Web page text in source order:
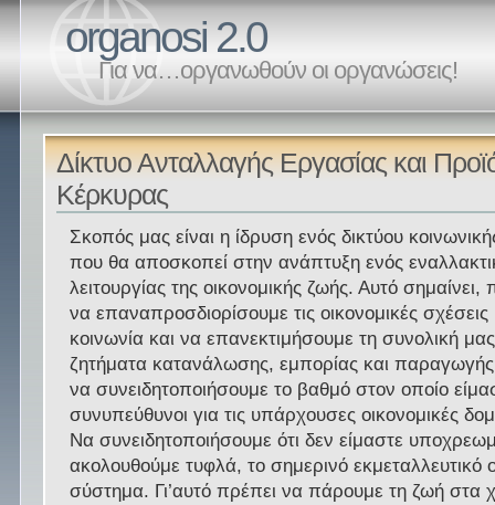
organosi 2.0
Για να…οργανωθούν οι οργανώσεις!
Δίκτυο Ανταλλαγής Εργασίας και
Κέρκυρας
Σκοπός μας είναι η ίδρυση ενός δικτύου
που θα αποσκοπεί στην ανάπτυξη ενός
λειτουργίας της οικονομικής ζωής. Αυτό
να επαναπροσδιορίσουμε τις οικονομικές
κοινωνία και να επανεκτιμήσουμε τη συνολική
ζητήματα κατανάλωσης, εμπορίας και
να συνειδητοποιήσουμε το βαθμό στον οποίο
συνυπεύθυνοι για τις υπάρχουσες οικονομικές
Να συνειδητοποιήσουμε ότι δεν είμαστε
ακολουθούμε τυφλά, το σημερινό εκμεταλλευτικό
σύστημα. Γι’αυτό πρέπει να πάρουμε τη ζωή στα